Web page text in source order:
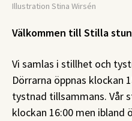
Illustration Stina Wirsén
Välkommen till Stilla
Vi samlas i stillhet och
Dörrarna öppnas klockan
tystnad tillsammans. Vår
klockan 16:00 men ibland